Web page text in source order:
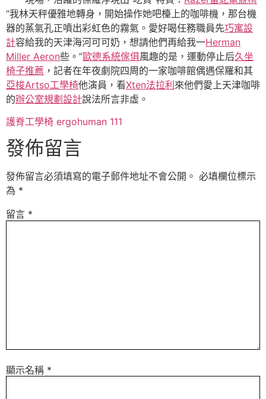
“我林天秤優雅地轉身，開始操作她吧檯上的咖啡機，那台機
器的蒸氣孔正噴出彩虹色的霧氣。愛好喝任務職員先巧寓設
計容給我的天津海河可可奶，想請他們再給我一Herman
Miller Aeron些。”歐德系統傢俱風趣的是，運動停止后久坐
椅子推薦 ，記者在年夜劇院四周的一家咖啡館偶遇保羅和其
亞梭Artso工學椅他演員，看Xten法拉利來他們愛上天津咖啡
的辦公室規劃設計說法所言非虛。
護脊工學椅 ergohuman 111
發佈留言
發佈留言必須填寫的電子郵件地址不會公開。 必填欄位標示
為 *
留言 *
顯示名稱 *